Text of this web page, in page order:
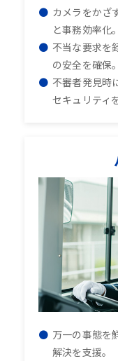
カメラをかざ
と事務効率化。
不当な要求を
の安全を確保。
不審者発見時
セキュリティ
万一の事態を
解決を支援。